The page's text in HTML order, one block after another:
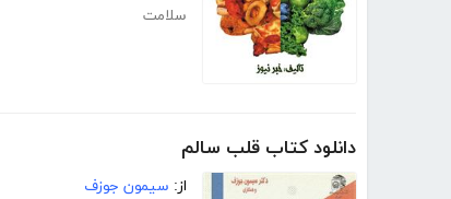
سلامت
دانلود کتاب قلب سالم
از: سیمون جوزف